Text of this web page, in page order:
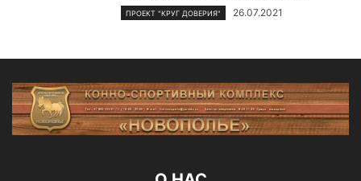
ПРОЕКТ "КРУГ ДОВЕРИЯ" 26.07.2021